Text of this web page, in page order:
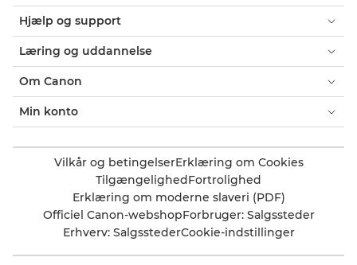
Hjælp og support
Læring og uddannelse
Om Canon
Min konto
Vilkår og betingelserErklæring om Cookies
TilgængelighedFortrolighed
Erklæring om moderne slaveri (PDF)
Officiel Canon-webshopForbruger: Salgssteder
Erhverv: SalgsstederCookie-indstillinger